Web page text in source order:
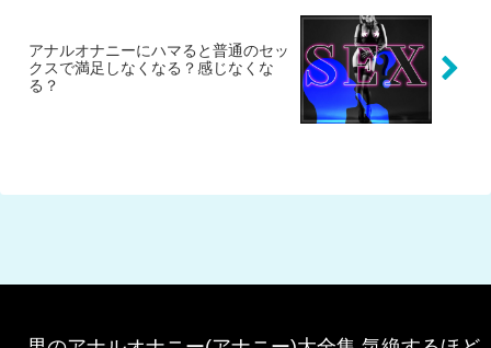
アナルオナニーにハマると普通のセッ
クスで満足しなくなる？感じなくな
る？